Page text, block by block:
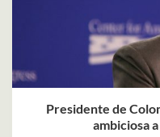
Presidente de
ambiciosa